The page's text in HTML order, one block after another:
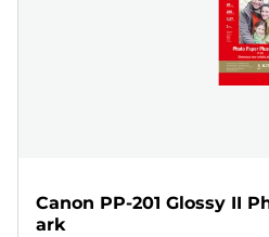
Canon PP-201 Glossy II
ark